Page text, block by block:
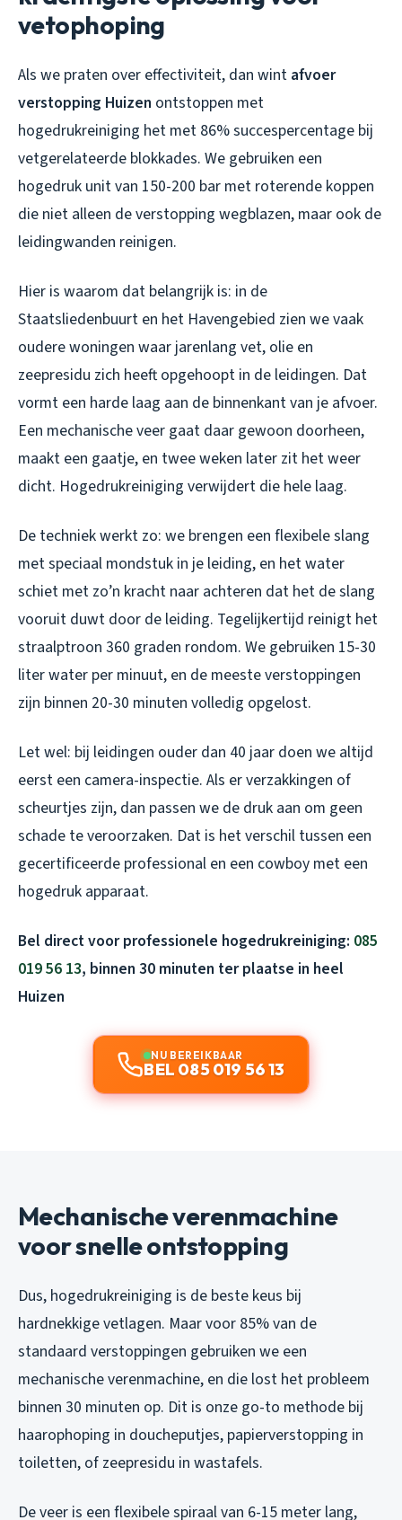
vetophoping
Als we praten over effectiviteit, dan wint afvoer
verstopping Huizen ontstoppen met
hogedrukreiniging het met 86% succespercentage bij
vetgerelateerde blokkades. We gebruiken een
hogedruk unit van 150-200 bar met roterende koppen
die niet alleen de verstopping wegblazen, maar ook de
leidingwanden reinigen.
Hier is waarom dat belangrijk is: in de
Staatsliedenbuurt en het Havengebied zien we vaak
oudere woningen waar jarenlang vet, olie en
zeepresidu zich heeft opgehoopt in de leidingen. Dat
vormt een harde laag aan de binnenkant van je afvoer.
Een mechanische veer gaat daar gewoon doorheen,
maakt een gaatje, en twee weken later zit het weer
dicht. Hogedrukreiniging verwijdert die hele laag.
De techniek werkt zo: we brengen een flexibele slang
met speciaal mondstuk in je leiding, en het water
schiet met zo’n kracht naar achteren dat het de slang
vooruit duwt door de leiding. Tegelijkertijd reinigt het
straalptroon 360 graden rondom. We gebruiken 15-30
liter water per minuut, en de meeste verstoppingen
zijn binnen 20-30 minuten volledig opgelost.
Let wel: bij leidingen ouder dan 40 jaar doen we altijd
eerst een camera-inspectie. Als er verzakkingen of
scheurtjes zijn, dan passen we de druk aan om geen
schade te veroorzaken. Dat is het verschil tussen een
gecertificeerde professional en een cowboy met een
hogedruk apparaat.
Bel direct voor professionele hogedrukreiniging: 085
019 56 13, binnen 30 minuten ter plaatse in heel
Huizen
NU BEREIKBAAR
BEL 085 019 56 13
Mechanische verenmachine
voor snelle ontstopping
Dus, hogedrukreiniging is de beste keus bij
hardnekkige vetlagen. Maar voor 85% van de
standaard verstoppingen gebruiken we een
mechanische verenmachine, en die lost het probleem
binnen 30 minuten op. Dit is onze go-to methode bij
haarophoping in doucheputjes, papierverstopping in
toiletten, of zeepresidu in wastafels.
De veer is een flexibele spiraal van 6-15 meter lang,